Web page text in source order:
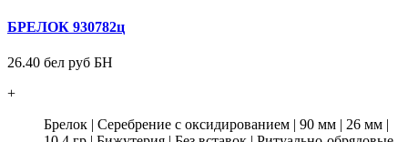
БРЕЛОК 930782ц
26.40 бел руб БН
+
Брелок | Серебрение с оксидированием | 90 мм | 26 мм |